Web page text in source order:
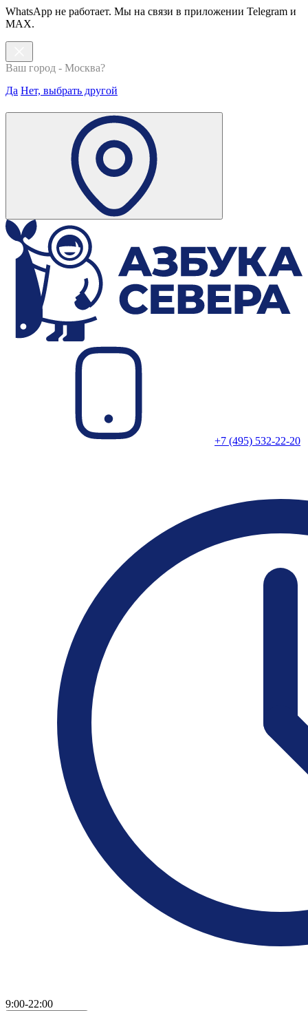
WhatsApp не работает. Мы на связи в приложении Telegram и
MAX.
Ваш город - Москва?
Да Нет, выбрать другой
+7 (495) 532-22-20
9:00-22:00